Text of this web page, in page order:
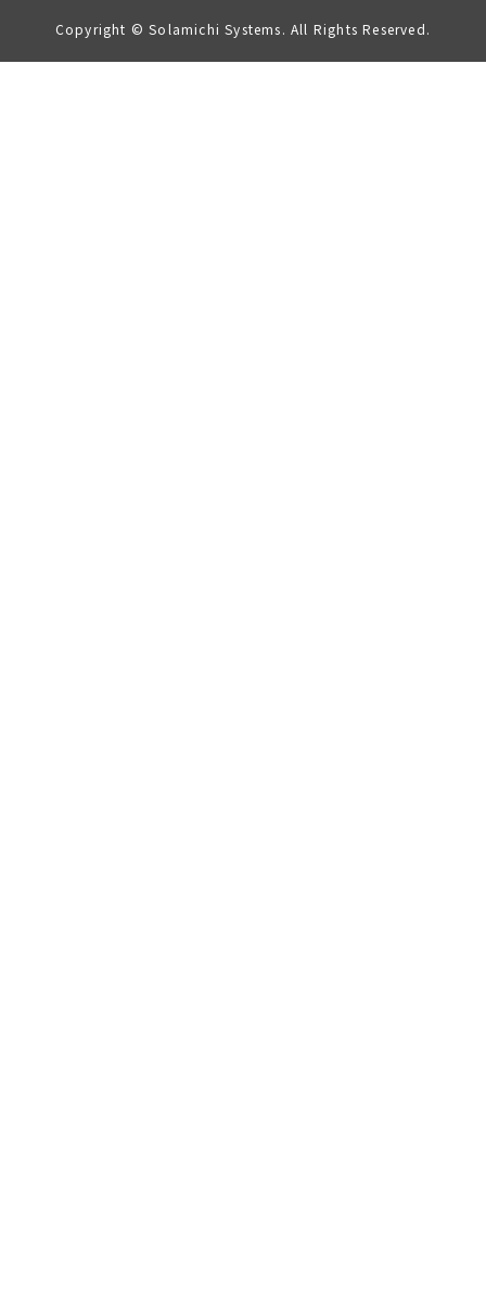
Copyright © Solamichi Systems. All Rights Reserved.